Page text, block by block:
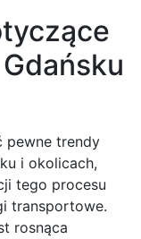
pewne trendy
i okolicach,
tego procesu
transportowe.
rosnąca